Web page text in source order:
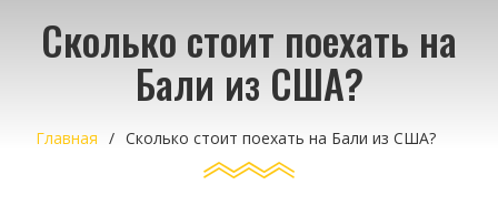
Сколько стоит поехать на
Бали из США?
Главная Сколько стоит поехать на Бали из США?